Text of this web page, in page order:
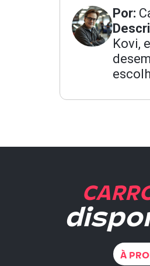
Por:
Kovi,
À